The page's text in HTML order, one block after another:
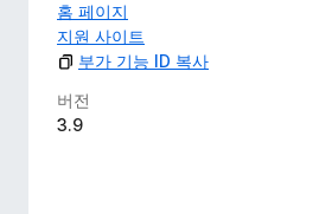
홈 페이지
지원 사이트
부가 기능 ID 복사
버전
3.9